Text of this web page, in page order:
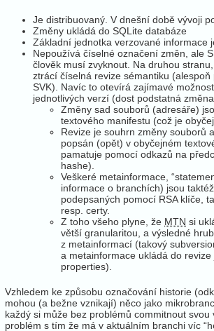
Je distribuovaný. V dnešní době vývoji
Změny ukládá do SQLite databáze
Základní jednotka verzované informace
Nepoužívá číselné označení změn, ale
člověk musí zvyknout. Na druhou
ztrácí číselná revize sémantiku
SVK). Navíc to otevírá zajímavé
jednotlivých verzí (dost podstatná
Změny sad souborů (adresáře)
textového manifestu (což je
Revize je souhrn změny souborů
popsán (opět) v obyčejném
pamatuje pomocí odkazů na
hashe).
Veškeré metainformace,
informace o branchích) jsou
podepsaných pomocí RSAklíče,
resp. certy.
Z toho všeho plyne, že MTN si
větší granularitou, a výsledné
z metainformací (takový
a metainformace ukládá do
properties).
Vzhledem ke způsobu označování historie
mohou (a bežne vznikají) něco jako
každý si může bez problémů commitnout
problém s tím že má v aktuálním branchi víc